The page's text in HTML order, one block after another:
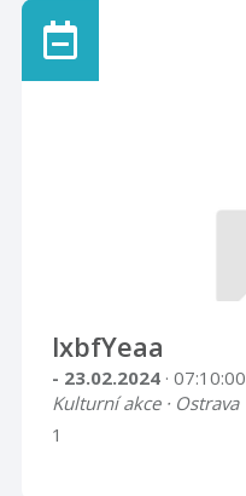
lxbfYeaa
- 23.02.2024 · 07:10:00
Kulturní akce · Ostrava
1